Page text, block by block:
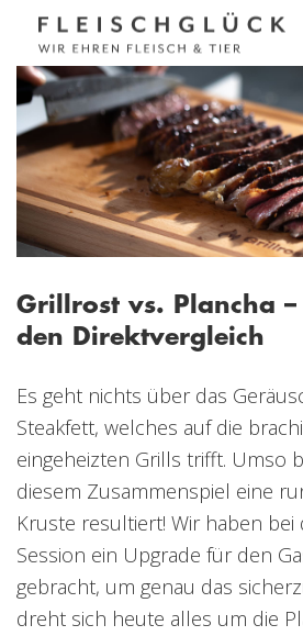
Grillrost vs. Plancha
den Direktvergleich
Es geht nichts über das
Steakfett, welches auf die
eingeheizten Grills trifft. Umso
diesem Zusammenspiel eine
Kruste resultiert! Wir haben
Session ein Upgrade für den
gebracht, um genau das
dreht sich heute alles um die